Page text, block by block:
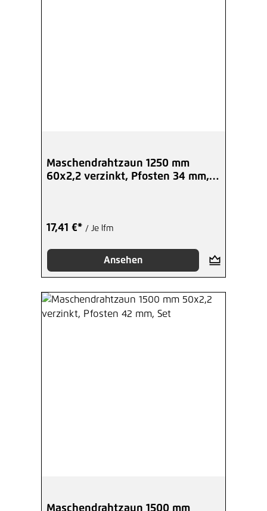
Maschendrahtzaun 1250 mm
60x2,2 verzinkt, Pfosten 34 mm,
17,41 €* / Je lfm
Ansehen
Maschendrahtzaun 1500 mm